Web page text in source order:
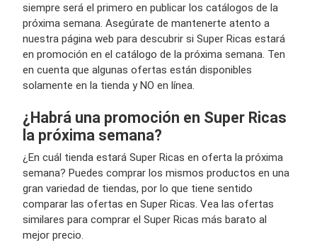
siempre será el primero en publicar los catálogos de la
próxima semana. Asegúrate de mantenerte atento a
nuestra página web para descubrir si Super Ricas estará
en promoción en el catálogo de la próxima semana. Ten
en cuenta que algunas ofertas están disponibles
solamente en la tienda y NO en línea.
¿Habrá una promoción en Super Ricas
la próxima semana?
¿En cuál tienda estará Super Ricas en oferta la próxima
semana? Puedes comprar los mismos productos en una
gran variedad de tiendas, por lo que tiene sentido
comparar las ofertas en Super Ricas. Vea las ofertas
similares para comprar el Super Ricas más barato al
mejor precio.